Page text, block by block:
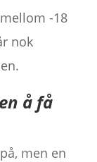
-18
nok
å få
men en